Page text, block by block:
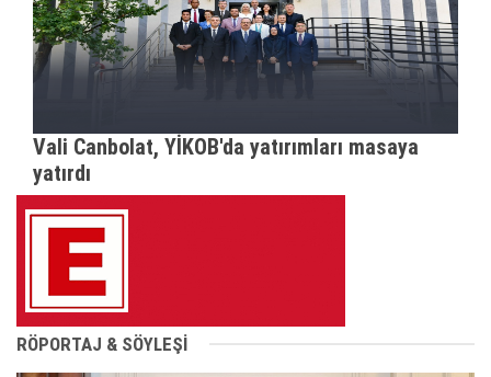
Vali Canbolat, YİKOB'da yatırımları masaya
yatırdı
RÖPORTAJ & SÖYLEŞİ